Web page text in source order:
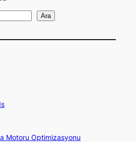
Ara
Motoru Optimizasyonu